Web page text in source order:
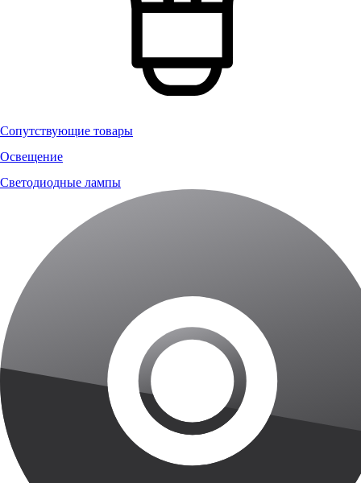
Сопутствующие товары
Освещение
Светодиодные лампы